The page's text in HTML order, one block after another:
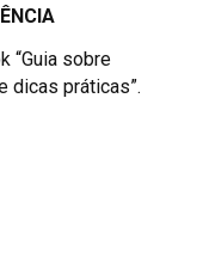
“Guia sobre
dicas práticas”.